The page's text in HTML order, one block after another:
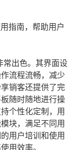
指南，帮助用户
常出色。其界面设
流程流畅，减少
销客还提供了完
随时随地进行操
个性化定制，用
块，满足不同用
用户培训和使用
用效率。